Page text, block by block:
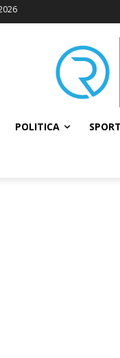
POLITICA SPORT